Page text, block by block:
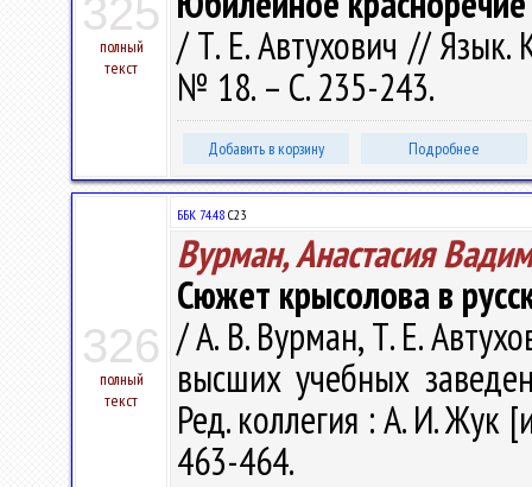
325
полный
текст
/ Т. Е. Автухович // Язык.
№ 18. – С. 235-243.
Добавить в корзину Подробнее
326
полный
текст
ББК 74.48 С23
Вурман, Анастасия
Сюжет крысолова в
/ А. В. Вурман, Т. Е.
высших учебных
Ред. коллегия : А. И. Жук
463-464.